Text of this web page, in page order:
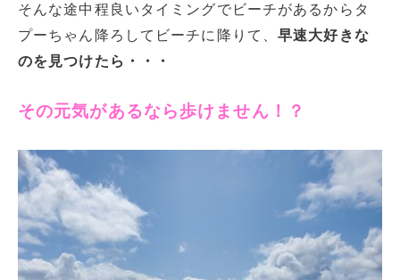
そんな途中程良いタイミングでビーチがあるからタ
プーちゃん降ろしてビーチに降りて、早速大好きな
のを見つけたら・・・
その元気があるなら歩けません！？